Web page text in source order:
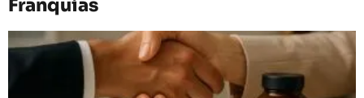
Franquias